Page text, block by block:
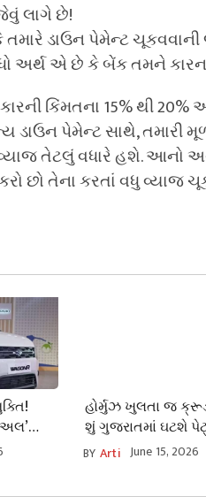
લાગે છે!
ડાઉન પેમેન્ટ
અર્થ એ છે કે બેંક તમને
કિંમતના 15% થી
ડાઉન પેમેન્ટ સાથે, તમારી
તેટલું વધારે હશે. આનો
છો તેના કરતાં વધુ વ્યાજ
સાવ
હોર્મુઝ ખુલતા જ
શું ગુજરાતમાં ઘટશે
અને LPGના ભાવ?
BY Arti June 15, 2026